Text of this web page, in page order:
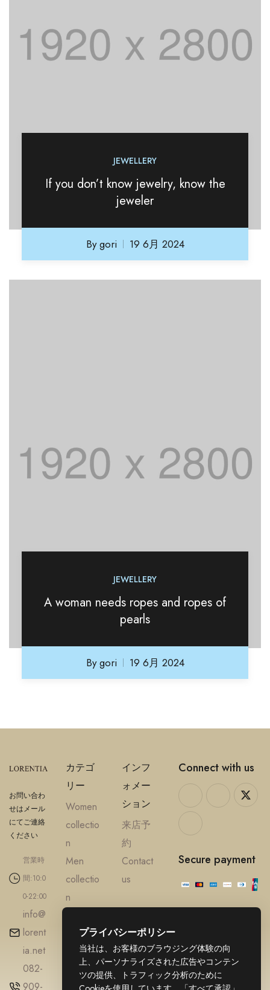
JEWELLERY
If you don’t know jewelry, know the
jeweler
Bygori 19 6月 2024
JEWELLERY
A woman needs ropes and ropes of
pearls
Bygori 19 6月 2024
お問い合わ
せはメール
にてご連絡
ください
営業時
間:10:0
0-22:00
info@
lorent
ia.net
082-
909-
カテゴ
リー
Women
collectio
n
Men
collectio
n
ries
Diamond
Gold
インフ
ォメー
ション
来店予
約
Contact
us
Connect with us
Secure payment
プライバシーポリシー
当社は、お客様のブラウジング体験の向
上、パーソナライズされた広告やコンテン
ツの提供、トラフィック分析のために